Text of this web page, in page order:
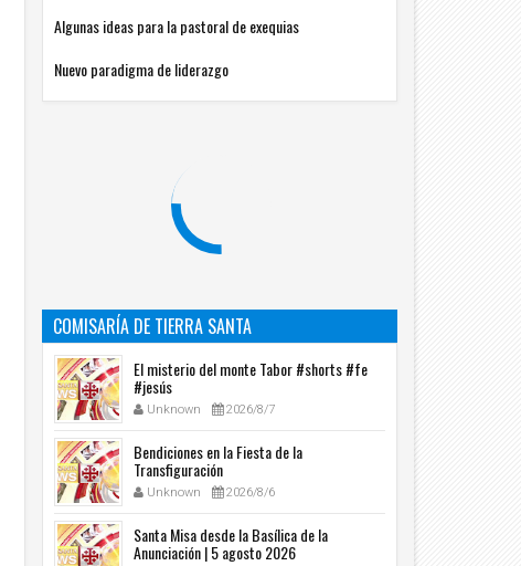
Algunas ideas para la pastoral de exequias
Nuevo paradigma de liderazgo
COMISARÍA DE TIERRA SANTA
El misterio del monte Tabor #shorts #fe
#jesús
Unknown 2026/8/7
Bendiciones en la Fiesta de la
Transfiguración
Unknown 2026/8/6
Santa Misa desde la Basílica de la
Anunciación | 5 agosto 2026